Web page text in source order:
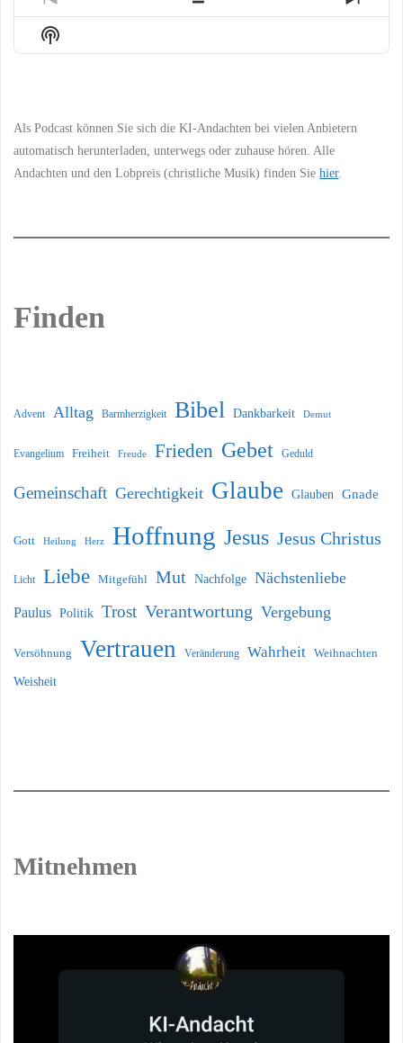
Previous
Episode
Show
Episodes
Next
Show
Podcast
Als Podcast können Sie sich die KI-Andachten bei vielen Anbietern
automatisch herunterladen, unterwegs oder zuhause hören. Alle
Andachten und den Lobpreis (christliche Musik) finden Siehier.
Finden
Advent Alltag Barmherzigkeit Bibel Dankbarkeit Demut
Evangelium Freiheit Freude Frieden Gebet Geduld
Gemeinschaft Gerechtigkeit Glaube Glauben Gnade
Gott Heilung Herz Hoffnung Jesus Jesus Christus
Licht Liebe Mitgefühl Mut Nachfolge Nächstenliebe
Paulus Politik Trost Verantwortung Vergebung
Versöhnung Vertrauen Veränderung Wahrheit Weihnachten
Weisheit
Mitnehmen